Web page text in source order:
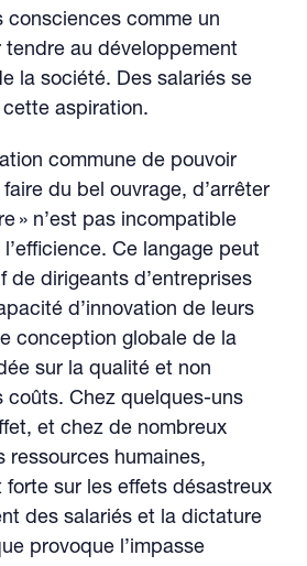
consciences comme un
au développement
la société. Des salariés se
aspiration.
commune de pouvoir
du bel ouvrage, d’arrêter
» n’est pas incompatible
Ce langage peut
de dirigeants d’entreprises
d’innovation de leurs
conception globale de la
sur la qualité et non
coûts. Chez quelques-uns
et chez de nombreux
ressources humaines,
forte sur les effets désastreux
des salariés et la dictature
provoque l’impasse